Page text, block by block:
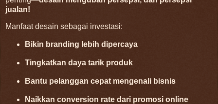
jualan!
Manfaat desain sebagai investasi:
Bikin branding lebih dipercaya
Tingkatkan daya tarik produk
Bantu pelanggan cepat mengenali bisnis
Naikkan conversion rate dari promosi online